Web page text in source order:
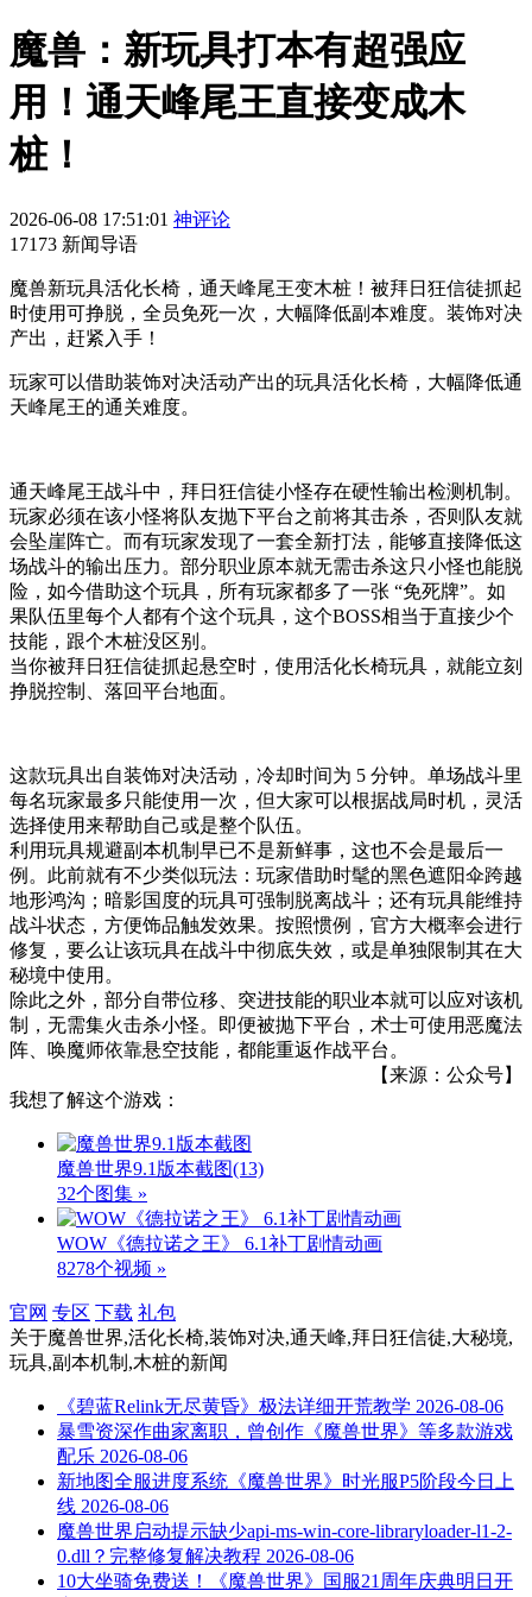
魔兽：新玩具打本有超强应
用！通天峰尾王直接变成木
桩！
2026-06-08 17:51:01 神评论
17173 新闻导语
魔兽新玩具活化长椅，通天峰尾王变木桩！被拜日狂信徒抓起
时使用可挣脱，全员免死一次，大幅降低副本难度。装饰对决
产出，赶紧入手！
玩家可以借助装饰对决活动产出的玩具活化长椅，大幅降低通
天峰尾王的通关难度。
通天峰尾王战斗中，拜日狂信徒小怪存在硬性输出检测机制。
玩家必须在该小怪将队友抛下平台之前将其击杀，否则队友就
会坠崖阵亡。而有玩家发现了一套全新打法，能够直接降低这
场战斗的输出压力。部分职业原本就无需击杀这只小怪也能脱
险，如今借助这个玩具，所有玩家都多了一张 “免死牌”。如
果队伍里每个人都有个这个玩具，这个BOSS相当于直接少个
技能，跟个木桩没区别。
当你被拜日狂信徒抓起悬空时，使用活化长椅玩具，就能立刻
挣脱控制、落回平台地面。
这款玩具出自装饰对决活动，冷却时间为 5 分钟。单场战斗里
每名玩家最多只能使用一次，但大家可以根据战局时机，灵活
选择使用来帮助自己或是整个队伍。
利用玩具规避副本机制早已不是新鲜事，这也不会是最后一
例。此前就有不少类似玩法：玩家借助时髦的黑色遮阳伞跨越
地形鸿沟；暗影国度的玩具可强制脱离战斗；还有玩具能维持
战斗状态，方便饰品触发效果。按照惯例，官方大概率会进行
修复，要么让该玩具在战斗中彻底失效，或是单独限制其在大
秘境中使用。
除此之外，部分自带位移、突进技能的职业本就可以应对该机
制，无需集火击杀小怪。即便被抛下平台，术士可使用恶魔法
阵、唤魔师依靠悬空技能，都能重返作战平台。
【来源：公众号】
我想了解这个游戏：
魔兽世界9.1版本截图(13)
32个图集 »
WOW《德拉诺之王》 6.1补丁剧情动画
8278个视频 »
官网 专区 下载 礼包
关于魔兽世界,活化长椅,装饰对决,通天峰,拜日狂信徒,大秘境,
玩具,副本机制,木桩的新闻
《碧蓝Relink无尽黄昏》极法详细开荒教学 2026-08-06
暴雪资深作曲家离职，曾创作《魔兽世界》等多款游戏
配乐 2026-08-06
新地图全服进度系统《魔兽世界》时光服P5阶段今日上
线 2026-08-06
魔兽世界启动提示缺少api-ms-win-core-libraryloader-l1-2-
0.dll？完整修复解决教程 2026-08-06
10大坐骑免费送！《魔兽世界》国服21周年庆典明日开